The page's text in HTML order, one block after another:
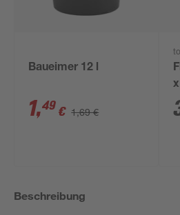
Baueimer 12 l
1,49 € 1,69 €
Beschreibung